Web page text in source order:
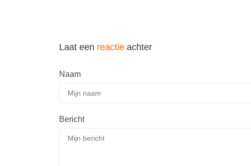
Laat een reactie achter
Naam
Bericht